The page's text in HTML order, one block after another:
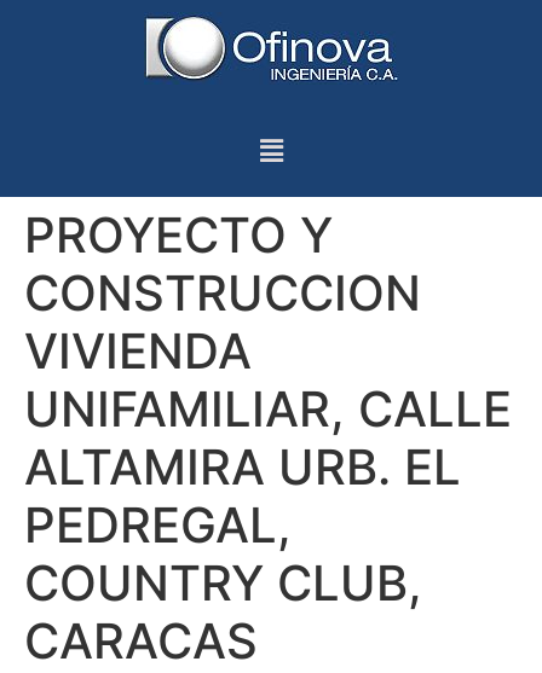
PROYECTO Y
CONSTRUCCION
VIVIENDA
UNIFAMILIAR, CALLE
ALTAMIRA URB. EL
PEDREGAL,
COUNTRY CLUB,
CARACAS